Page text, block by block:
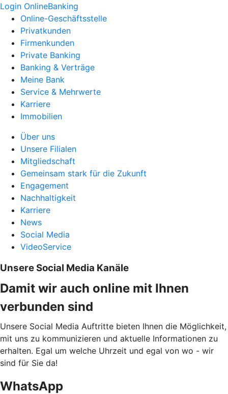
Login OnlineBanking
Online-Geschäftsstelle
Privatkunden
Firmenkunden
Private Banking
Banking & Verträge
Meine Bank
Service & Mehrwerte
Karriere
Immobilien
Über uns
Unsere Filialen
Mitgliedschaft
Gemeinsam stark für die Zukunft
Engagement
Nachhaltigkeit
Karriere
News
Social Media
VideoService
Unsere Social Media Kanäle
Damit wir auch online mit Ihnen
verbunden sind
Unsere Social Media Auftritte bieten Ihnen die Möglichkeit,
mit uns zu kommunizieren und aktuelle Informationen zu
erhalten. Egal um welche Uhrzeit und egal von wo - wir
sind für Sie da!
WhatsApp